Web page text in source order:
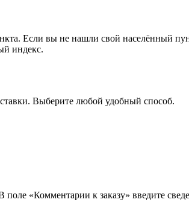
Если вы не нашли свой населённый
индекс.
Выберите любой удобный способ.
«Комментарии к заказу» введите